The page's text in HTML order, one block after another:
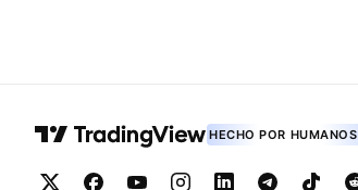
HECHO POR HUMANOS